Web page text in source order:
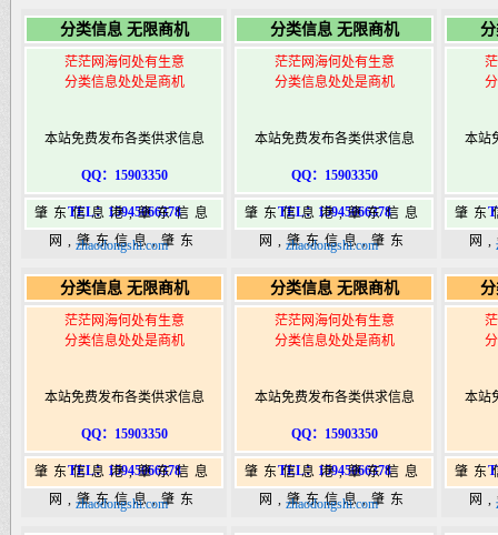
港|www.zhaodongshi.com港|www.zhaodongshi.com
港
分类信息 无限商机
茫茫网海何处有生意
分类信息处处是商机
本站免费发布各类供求信息
QQ：15903350
TEL：15945066378
肇东信息港,肇东信息
网,肇东信息,肇东
港|www.zhaodongshi.com
zhaodongshi.com
分类信息 无限商机
茫茫网海何处有生意
分类信息处处是商机
本站免费发布各类供求信息
QQ：15903350
TEL：15945066378
肇东信息港,肇东信息
网,肇东信息,肇东
港|www.zhaodongshi.com
zhaodongshi.com
本站
肇东
网
港
分类信息 无限商机
茫茫网海何处有生意
分类信息处处是商机
本站免费发布各类供求信息
QQ：15903350
TEL：15945066378
肇东信息港,肇东信息
网,肇东信息,肇东
zhaodongshi.com
分类信息 无限商机
茫茫网海何处有生意
分类信息处处是商机
本站免费发布各类供求信息
QQ：15903350
TEL：15945066378
肇东信息港,肇东信息
网,肇东信息,肇东
zhaodongshi.com
本站
肇东
网